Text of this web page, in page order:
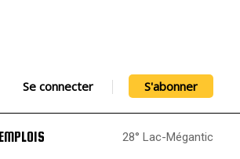
Se connecter S'abonner
EMPLOIS 28° Lac-Mégantic